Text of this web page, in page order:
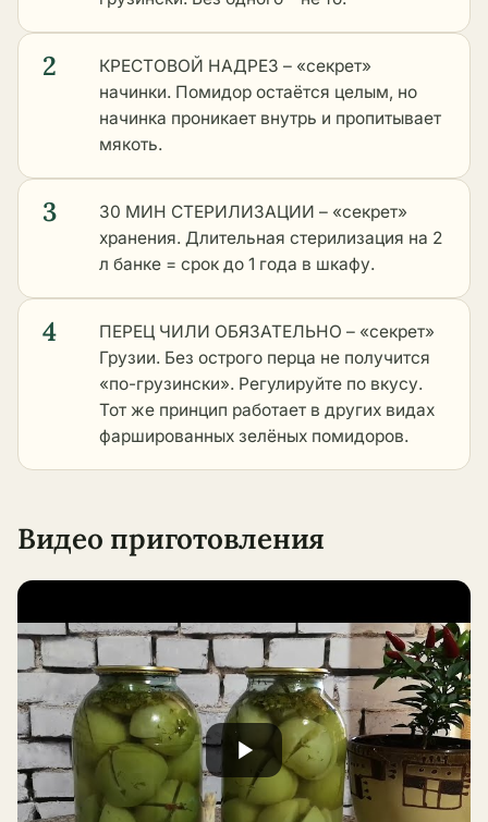
2
КРЕСТОВОЙ НАДРЕЗ – «секрет»
начинки. Помидор остаётся целым, но
начинка проникает внутрь и пропитывает
мякоть.
3
30 МИН СТЕРИЛИЗАЦИИ – «секрет»
хранения. Длительная стерилизация на 2
л банке = срок до 1 года в шкафу.
4
ПЕРЕЦ ЧИЛИ ОБЯЗАТЕЛЬНО – «секрет»
Грузии. Без острого перца не получится
«по-грузински». Регулируйте по вкусу.
Тот же принцип работает в других видах
фаршированных зелёных помидоров.
Видео приготовления